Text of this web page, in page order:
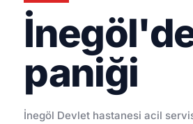
paniği
İnegöl Devlet hastanesi acil